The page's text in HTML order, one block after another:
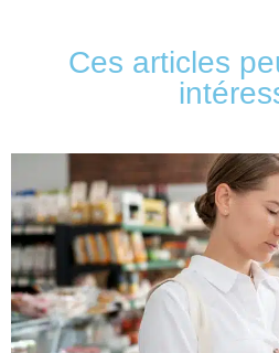
Ces articles